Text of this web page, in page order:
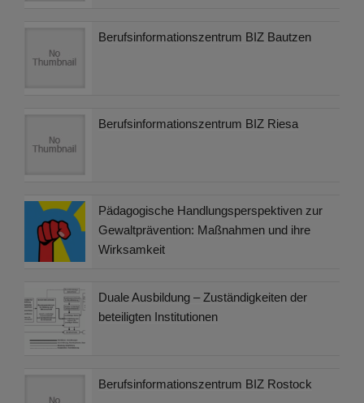
Berufsinformationszentrum BIZ Bautzen
Berufsinformationszentrum BIZ Riesa
Pädagogische Handlungsperspektiven zur
Gewaltprävention: Maßnahmen und ihre
Wirksamkeit
Duale Ausbildung – Zuständigkeiten der
beteiligten Institutionen
Berufsinformationszentrum BIZ Rostock